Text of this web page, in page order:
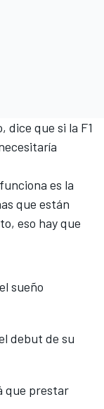
dice que si la F1
es la
que están
eso hay que
sueño
debut de su
que prestar